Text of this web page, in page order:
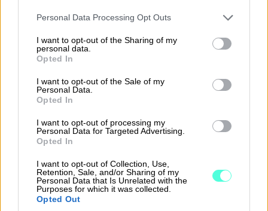
Please note that this website/app uses one or more Google
not limited to your visit or usage behaviour. You may click to
grant or deny consent to Google and its third-party tags to
use your data for below specified purposes in below Google
consent section.
Personal Data Processing Opt Outs
I want to opt-out of the Sharing of my
personal data.
Opted In
I want to opt-out of the Sale of my
Personal Data.
Opted In
I want to opt-out of processing my
Personal Data for Targeted Advertising.
Opted In
I want to opt-out of Collection, Use,
Retention, Sale, and/or Sharing of my
Personal Data that Is Unrelated with the
Purposes for which it was collected.
Opted Out
Behandlingsansvarlig, Kunden er Databehandler
og Leverandørens tredjepartleverandører
underdatabehandlere av personopplysninger i
slike tilfeller er Kunden Behandlingsansvarlig
overfor Leverandøren i tråd med Vilkårene når
oppfyllelse av forpliktelser. Kunden er
Databehandler ovenfor tredjeparter, for
eksempel ovenfor registrerte tredjeparter i
henhold til gjeldende personvernlovgivning, og
disse Vilkårene påvirker ikke rettighetene eller